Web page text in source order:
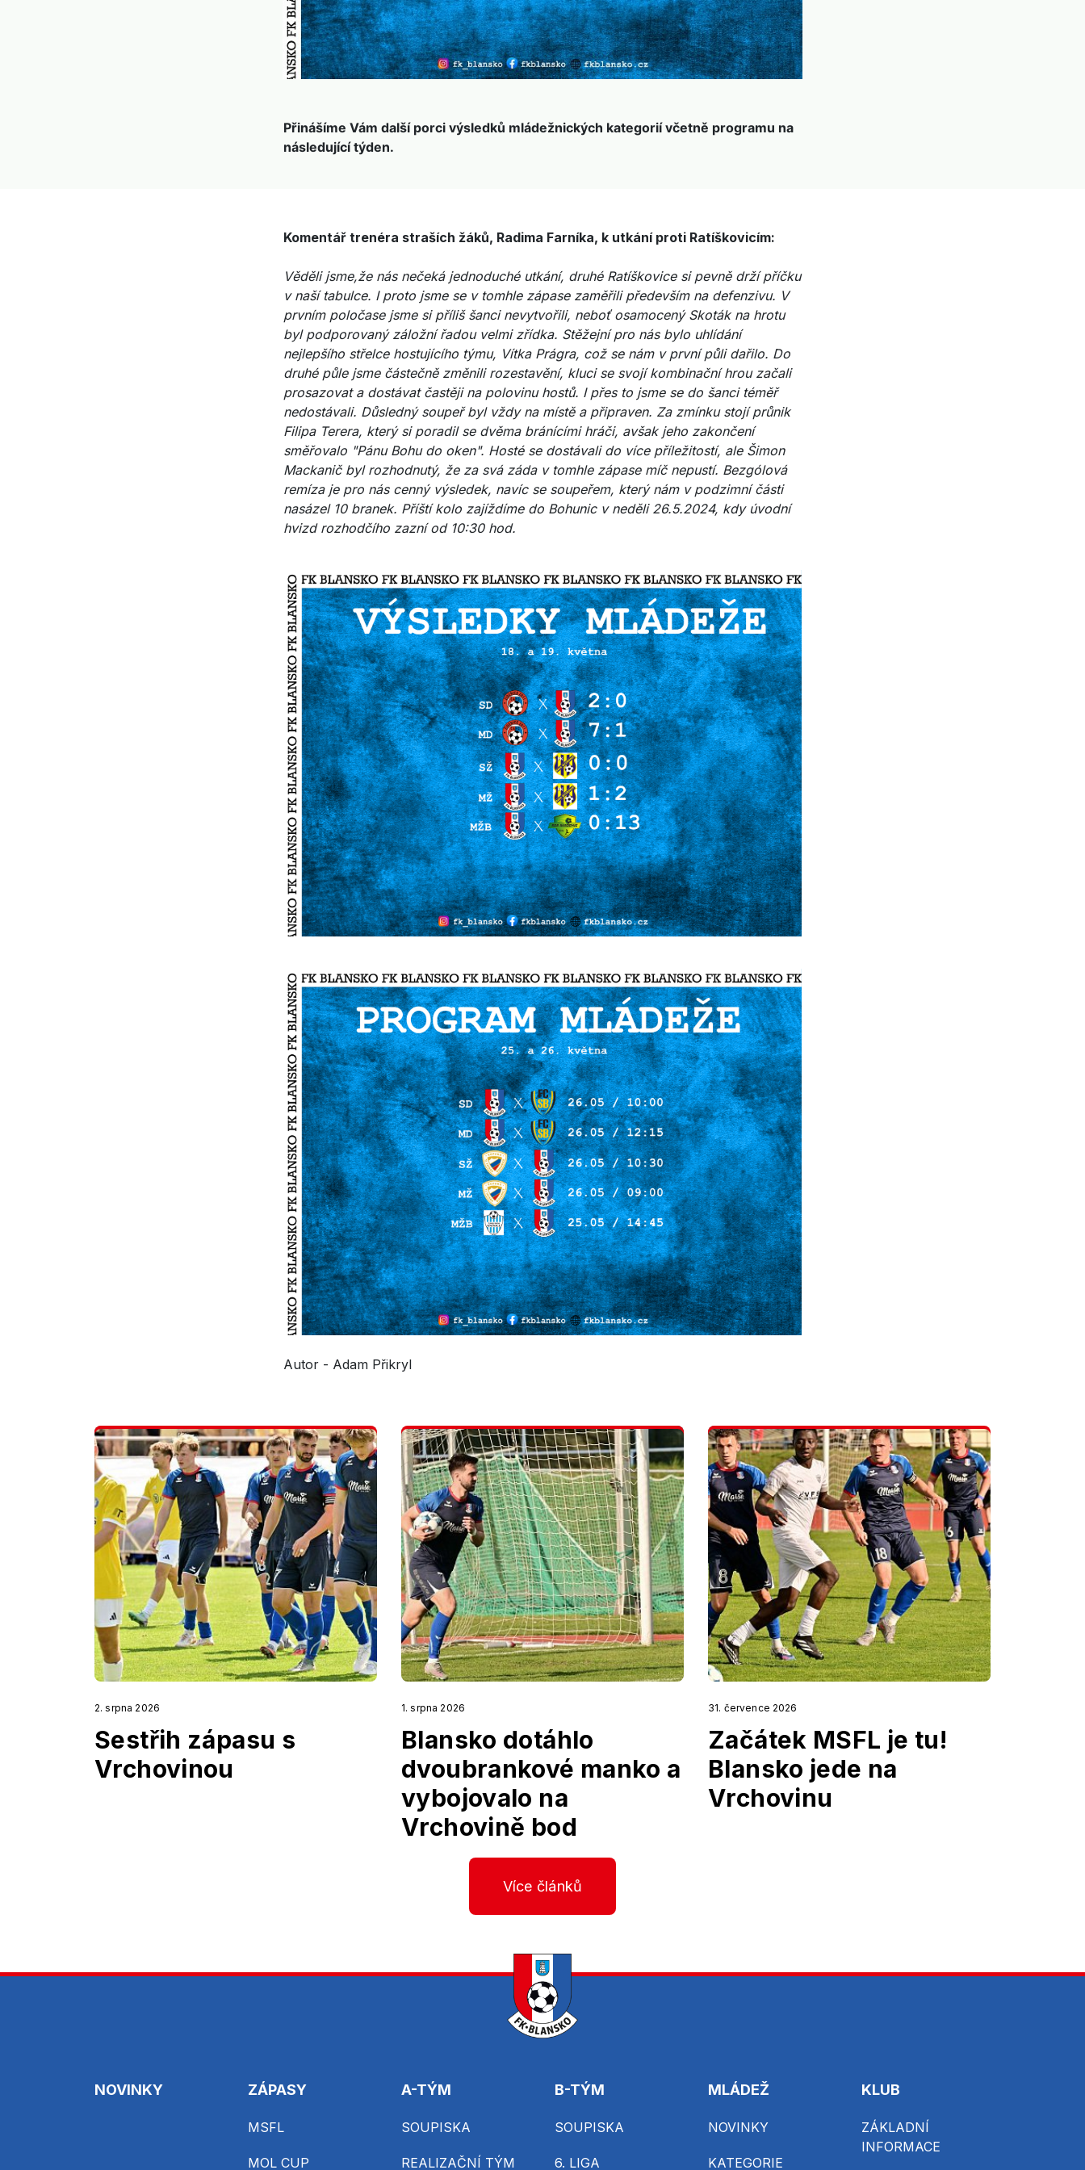
Přinášíme Vám další porci výsledků mládežnických kategorií včetně programu na
následující týden.
Komentář trenéra straších žáků, Radima Farníka, k utkání proti Ratíškovicím:
Věděli jsme,že nás nečeká jednoduché utkání, druhé Ratíškovice si pevně drží příčku
v naší tabulce. I proto jsme se v tomhle zápase zaměřili především na defenzivu. V
prvním poločase jsme si příliš šanci nevytvořili, neboť osamocený Skoták na hrotu
byl podporovaný záložní řadou velmi zřídka. Stěžejní pro nás bylo uhlídání
nejlepšího střelce hostujícího týmu, Vítka Prágra, což se nám v první půli dařilo. Do
druhé půle jsme částečně změnili rozestavění, kluci se svojí kombinační hrou začali
prosazovat a dostávat častěji na polovinu hostů. I přes to jsme se do šanci téměř
nedostávali. Důsledný soupeř byl vždy na místě a připraven. Za zmínku stojí průnik
Filipa Terera, který si poradil se dvěma bránícími hráči, avšak jeho zakončení
směřovalo "Pánu Bohu do oken". Hosté se dostávali do více příležitostí, ale Šimon
Mackanič byl rozhodnutý, že za svá záda v tomhle zápase míč nepustí. Bezgólová
remíza je pro nás cenný výsledek, navíc se soupeřem, který nám v podzimní části
nasázel 10 branek. Příští kolo zajíždíme do Bohunic v neděli 26.5.2024, kdy úvodní
hvizd rozhodčího zazní od 10:30 hod.
Autor - Adam Přikryl
2. srpna 2026
Sestřih zápasu s
Vrchovinou
1. srpna 2026
Blansko dotáhlo
dvoubrankové manko a
vybojovalo na
Vrchovině bod
31. července 2026
Začátek MSFL je tu!
Blansko jede na
Vrchovinu
Více článků
NOVINKY ZÁPASY
MSFL
MOL CUP
A-TÝM
SOUPISKA
REALIZAČNÍ TÝM
B-TÝM
SOUPISKA
6. LIGA
MLÁDEŽ
NOVINKY
KATEGORIE
KLUB
ZÁKLADNÍ
INFORMACE